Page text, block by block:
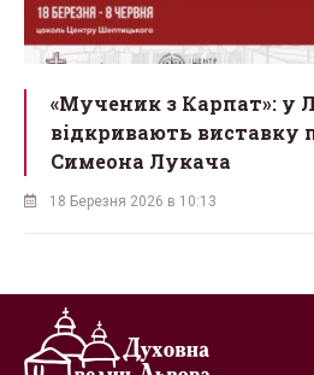
«Мученик з Карпат»: у
відкривають виставку
Симеона Лукача
18 Березня 2026 в 10:13